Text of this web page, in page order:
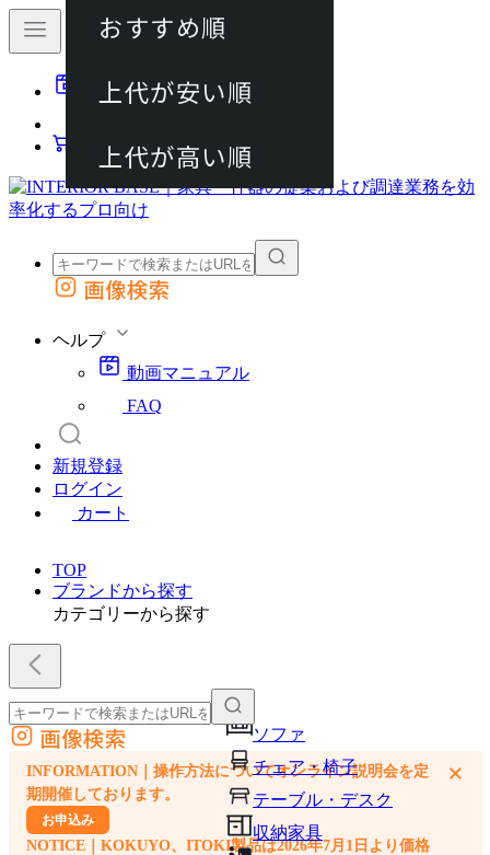
動画マニュアル
カート
外部サイトの商品をカートに追加
画像検索
ヘルプ
動画マニュアル
FAQ
新規登録
ログイン
カート
TOP
ブランドから探す
カテゴリーから探す
ソファ
チェア・椅子
テーブル・デスク
収納家具
外部サイトの商品をカートに追加
他のサイトで見つけた商品ページのURLを貼り付けて、カートに追加できます
画像検索
INFORMATION｜操作方法についてオンライン説明会を定
期開催しております。
お申込み
NOTICE｜KOKUYO、ITOKI製品は2026年7月1日より価格
×
おすすめ順
上代が安い順
上代が高い順